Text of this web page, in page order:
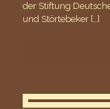
der Stiftung
und Störtebeker […]